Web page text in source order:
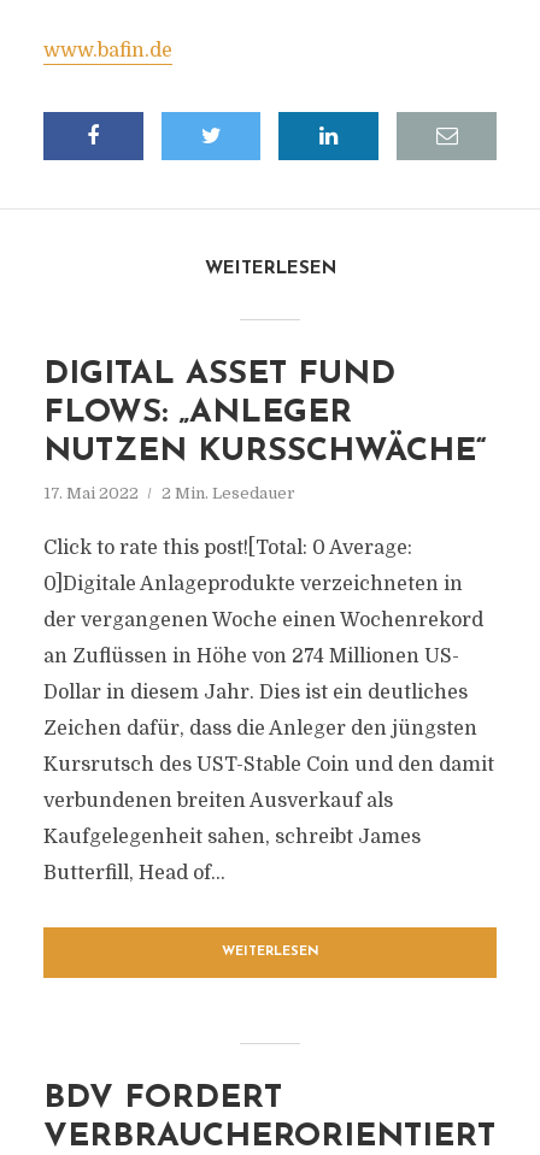
www.bafin.de
WEITERLESEN
DIGITAL ASSET FUND
FLOWS: „ANLEGER
NUTZEN KURSSCHWÄCHE“
17. Mai 2022 2 Min. Lesedauer
Click to rate this post![Total: 0 Average:
0]Digitale Anlageprodukte verzeichneten in
der vergangenen Woche einen Wochenrekord
an Zuflüssen in Höhe von 274 Millionen US-
Dollar in diesem Jahr. Dies ist ein deutliches
Zeichen dafür, dass die Anleger den jüngsten
Kursrutsch des UST-Stable Coin und den damit
verbundenen breiten Ausverkauf als
Kaufgelegenheit sahen, schreibt James
Butterfill, Head of...
WEITERLESEN
BDV FORDERT
VERBRAUCHERORIENTIERT